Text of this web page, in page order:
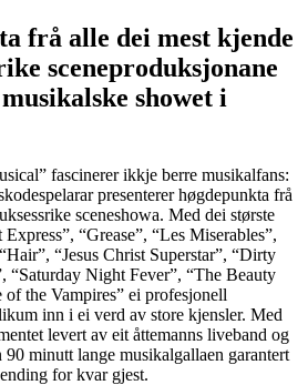
frå alle dei mest kjende
sceneproduksjonane
showet i
fascinerer ikkje berre musikalfans:
presenterer høgdepunkta frå
sceneshowa. Med dei største
“Grease”, “Les Miserables”,
“Jesus Christ Superstar”, “Dirty
“Saturday Night Fever”, “The Beauty
of the Vampires” ei profesjonell
inn i ei verd av store kjensler. Med
levert av eit åttemanns liveband og
90 minutt lange musikalgallaen garantert
for kvar gjest.